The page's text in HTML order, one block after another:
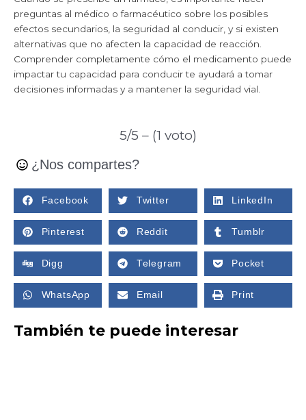
preguntas al médico o farmacéutico sobre los posibles
efectos secundarios, la seguridad al conducir, y si existen
alternativas que no afecten la capacidad de reacción.
Comprender completamente cómo el medicamento puede
impactar tu capacidad para conducir te ayudará a tomar
decisiones informadas y a mantener la seguridad vial.
5/5 – (1 voto)
¿Nos compartes?
Facebook Twitter LinkedIn
Pinterest Reddit Tumblr
Digg Telegram Pocket
WhatsApp Email Print
También te puede interesar